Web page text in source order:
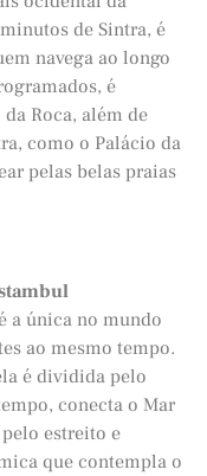
de Sintra, é
navega ao longo
é
Roca, além de
como o Palácio da
pelas belas praias
a única no mundo
ao mesmo tempo.
é dividida pelo
conecta o Mar
estreito e
que contempla o